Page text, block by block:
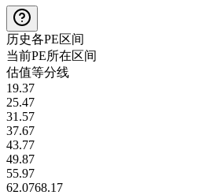
历史各PE区间
当前PE所在区间
估值等分线
19.37
25.47
31.57
37.67
43.77
49.87
55.97
62.0768.17